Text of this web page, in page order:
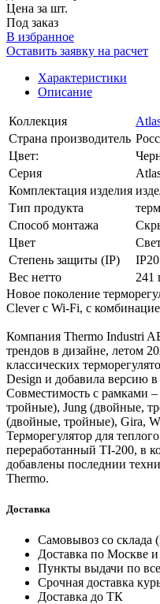
Цена за шт.
Под заказ
В избранное
Оставить заявку на расчет
Характеристики
Описание
Коллекция
Страна производитель
Цвет:
Серия
Комплектация изделия
Тип продукта
Способ монтажа
Цвет
Степень защиты (IP)
IP20
Вес нетто
241
Новое поколение
Clever с Wi-Fi, с
Компания Thermo Industri
трендов в дизайне, летом
классических
Design и добавила версию
Совместимость с рамками
тройные), Jung (двойные,
(двойные, тройные), Gira,
Терморегулятор для
переработанный TI-200, в
добавлены последнии
Thermo.
Доставка
Самовывоз со склада
Доставка по Москве
Пункты выдачи по
Срочная доставка
Доставка до ТК